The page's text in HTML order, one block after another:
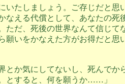
いたしましょう。ご存じだと思
える代償として、あなたの死
ただ、死後の世界なんて信じて
願いをかなえた方がお得だと思
とか気にしてないし、死んでか
とすると、何を願うか……」